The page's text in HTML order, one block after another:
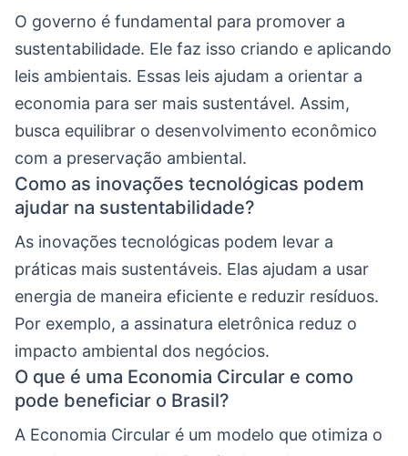
O governo é fundamental para promover a
sustentabilidade. Ele faz isso criando e aplicando
leis ambientais. Essas leis ajudam a orientar a
economia para ser mais sustentável. Assim,
busca equilibrar o desenvolvimento econômico
com a preservação ambiental.
Como as inovações tecnológicas podem
ajudar na sustentabilidade?
As inovações tecnológicas podem levar a
práticas mais sustentáveis. Elas ajudam a usar
energia de maneira eficiente e reduzir resíduos.
Por exemplo, a assinatura eletrônica reduz o
impacto ambiental dos negócios.
O que é uma Economia Circular e como
pode beneficiar o Brasil?
A Economia Circular é um modelo que otimiza o